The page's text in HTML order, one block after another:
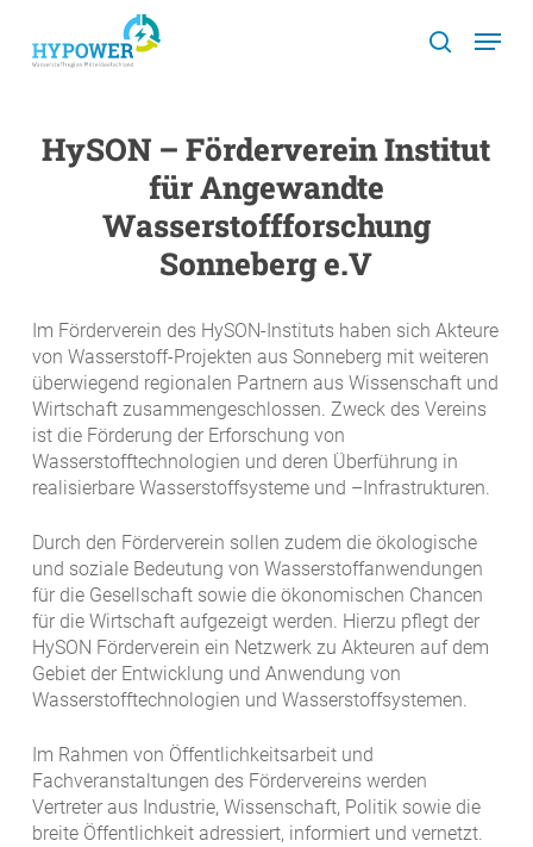
main
search
Menu
HySON – Förderverein Institut
für Angewandte
Wasserstoffforschung
Sonneberg e.V
Im Förderverein des HySON-Instituts haben sich Akteure
von Wasserstoff-Projekten aus Sonneberg mit weiteren
überwiegend regionalen Partnern aus Wissenschaft und
Wirtschaft zusammengeschlossen. Zweck des Vereins
ist die Förderung der Erforschung von
Wasserstofftechnologien und deren Überführung in
realisierbare Wasserstoffsysteme und –Infrastrukturen.
Durch den Förderverein sollen zudem die ökologische
und soziale Bedeutung von Wasserstoffanwendungen
für die Gesellschaft sowie die ökonomischen Chancen
für die Wirtschaft aufgezeigt werden. Hierzu pflegt der
HySON Förderverein ein Netzwerk zu Akteuren auf dem
Gebiet der Entwicklung und Anwendung von
Wasserstofftechnologien und Wasserstoffsystemen.
Im Rahmen von Öffentlichkeitsarbeit und
Fachveranstaltungen des Fördervereins werden
Vertreter aus Industrie, Wissenschaft, Politik sowie die
breite Öffentlichkeit adressiert, informiert und vernetzt.